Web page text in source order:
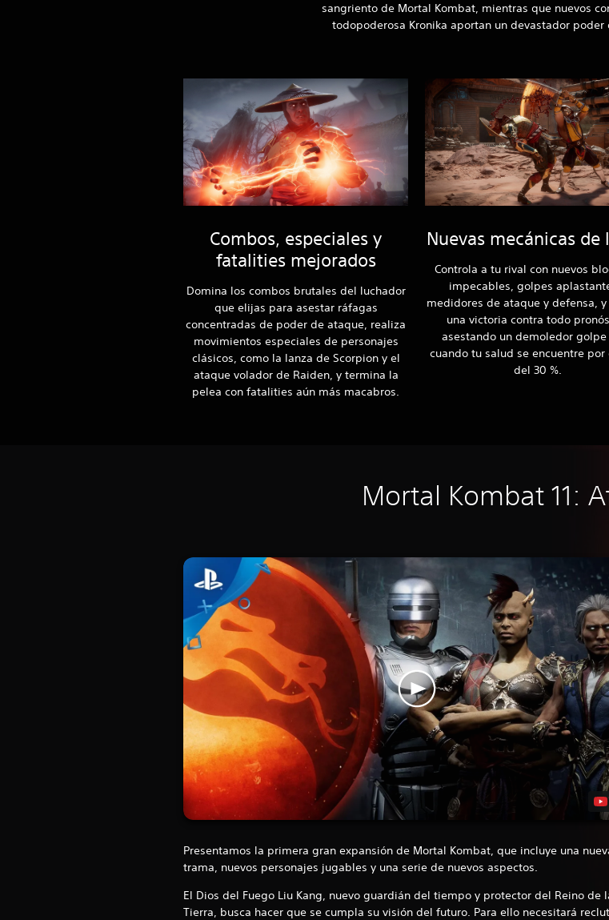
sangriento de Mortal Kombat, mientras que nuevos
todopoderosa Kronika aportan un devastador
Combos, especiales y
fatalities mejorados
Domina los combos brutales del luchador
que elijas para asestar ráfagas
concentradas de poder de ataque, realiza
movimientos especiales de personajes
clásicos, como la lanza de Scorpion y el
ataque volador de Raiden, y termina la
pelea con fatalities aún más macabros.
Nuevas mecánicas de
Controla a tu rival con nuevos
impecables, golpes
medidores de ataque y defensa, y
una victoria contra todo
asestando un demoledor
cuando tu salud se encuentre
del 30 %.
Mortal Kombat 11:
Presentamos la primera gran expansión de Mortal Kombat, que incluye una
trama, nuevos personajes jugables y una serie de nuevos aspectos.
El Dios del Fuego Liu Kang, nuevo guardián del tiempo y protector del Reino de
Tierra, busca hacer que se cumpla su visión del futuro. Para ello necesitará